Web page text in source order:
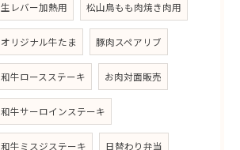
生レバー加熱用 松山鳥もも肉焼き肉用
オリジナル牛たま 豚肉スペアリブ
和牛ロースステーキ お肉対面販売
和牛サーロインステーキ
和牛ミスジステーキ 日替わり弁当